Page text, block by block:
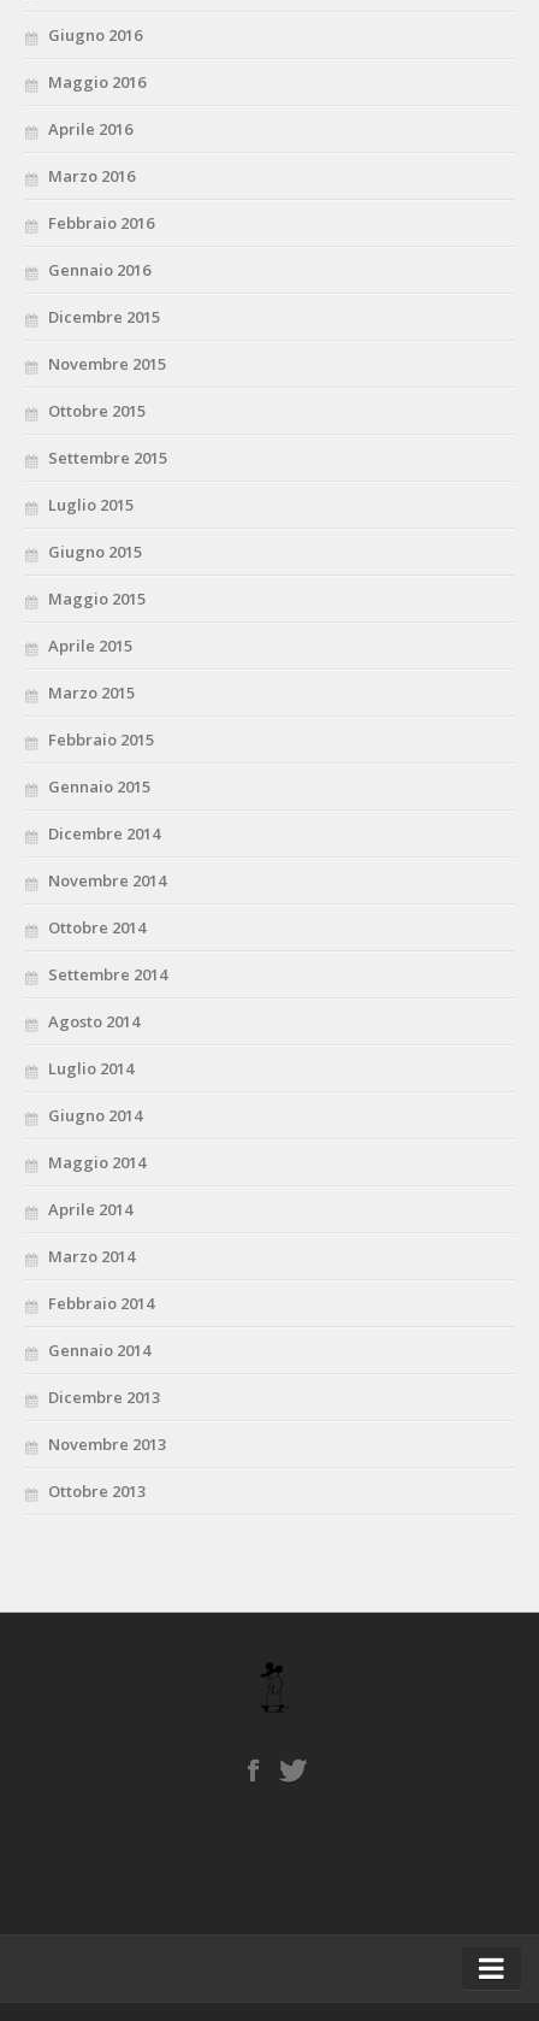
Giugno 2016
Maggio 2016
Aprile 2016
Marzo 2016
Febbraio 2016
Gennaio 2016
Dicembre 2015
Novembre 2015
Ottobre 2015
Settembre 2015
Luglio 2015
Giugno 2015
Maggio 2015
Aprile 2015
Marzo 2015
Febbraio 2015
Gennaio 2015
Dicembre 2014
Novembre 2014
Ottobre 2014
Settembre 2014
Agosto 2014
Luglio 2014
Giugno 2014
Maggio 2014
Aprile 2014
Marzo 2014
Febbraio 2014
Gennaio 2014
Dicembre 2013
Novembre 2013
Ottobre 2013